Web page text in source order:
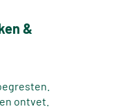
&
ontvet.